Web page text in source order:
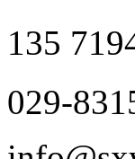
135
029-